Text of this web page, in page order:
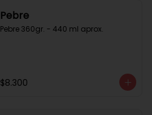
Pebre
Pebre 360gr. - 440 ml aprox.
$8.300